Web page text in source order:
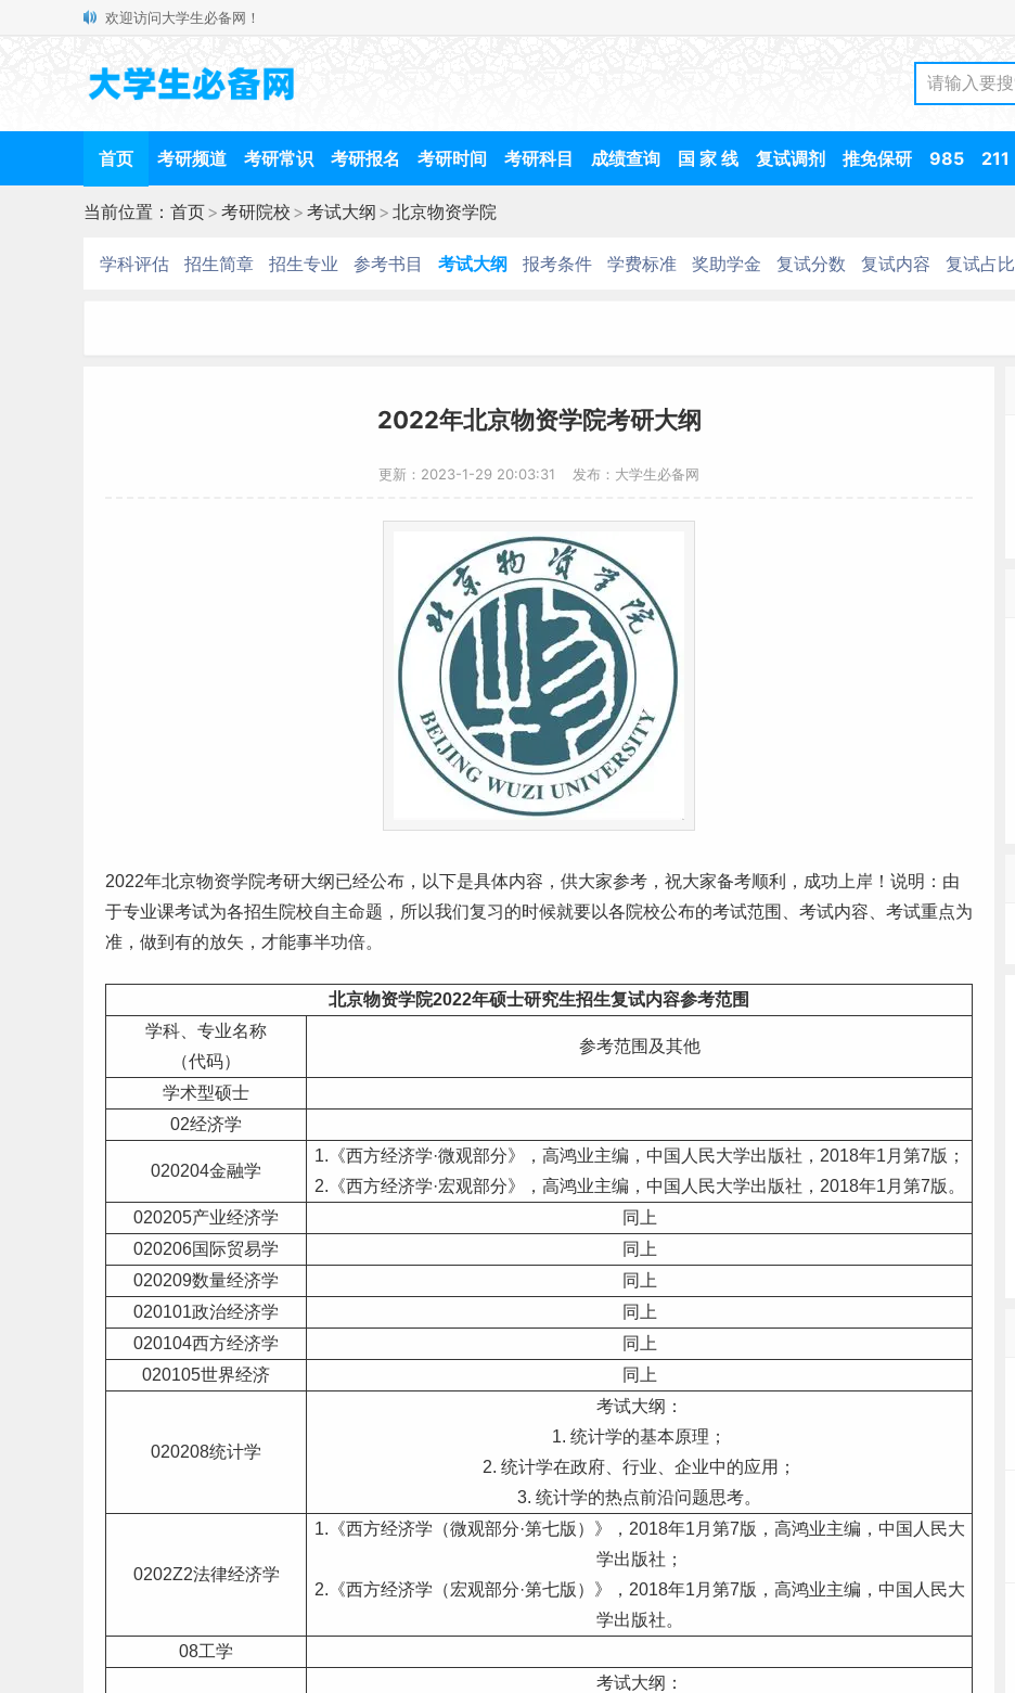
欢迎访问大学生必备网！
首页 考研频道 考研常识 考研报名 考研时间 考研科目 成绩查询 国 家 线 复试调剂 推免保研 985 211
当前位置： 首页> 考研院校 > 考试大纲 > 北京物资学院
学科评估 招生简章 招生专业 参考书目 考试大纲 报考条件 学费标准 奖助学金 复试分数 复试内容 复试占比
2022年北京物资学院考研大纲
更新：2023-1-29 20:03:31 发布：大学生必备网
2022年北京物资学院考研大纲已经公布，以下是具体内容，供大家参考，祝大家备考顺利， 成功 上岸！说明：由
于专业课考试为各招生院校自主命题，所以我们复习的时候就要以各院校公布的考试范围、考试内容、考试重点为
准，做到有的放矢，才能事半功倍。
北京物资学院2022年硕士研究生招生复试内容参考范围
学科、专业名称
（代码）
参考范围及其他
学术型硕士
02经济学
020204金融学
1.《西方经济学·微观部分》，高鸿业主编，中国人民大学出版社，2018年1月第7版；
2.《西方经济学·宏观部分》，高鸿业主编，中国人民大学出版社，2018年1月第7版。
020205产业经济学
同上
020206国际贸易学
同上
020209数量经济学
同上
020101政治经济学
同上
020104西方经济学
同上
020105世界经济
同上
020208统计学
考试大纲：
1. 统计学的基本原理；
2. 统计学在政府、行业、企业中的应用；
3. 统计学的热点前沿问题思考。
0202Z2法律经济学
1.《西方经济学（微观部分·第七版）》，2018年1月第7版，高鸿业主编，中国人民大
学出版社；
2.《西方经济学（宏观部分·第七版）》，2018年1月第7版，高鸿业主编，中国人民大
学出版社。
08工学
考试大纲：